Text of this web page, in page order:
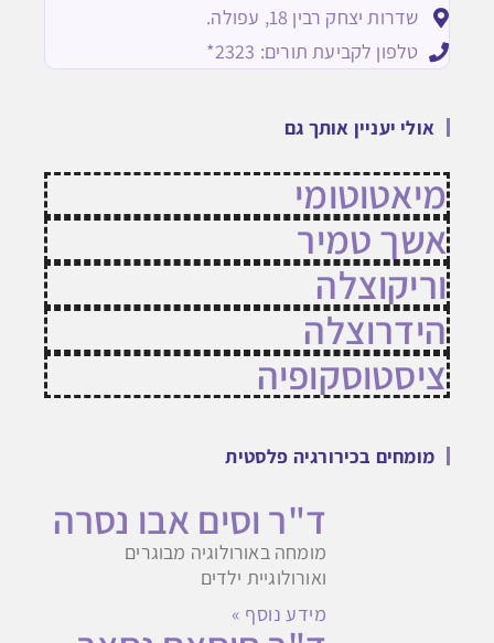
שדרות יצחק רבין 18, עפולה.
טלפון לקביעת תורים: 2323*
אולי יעניין אותך גם
מיאטוטומי
אשך טמיר
וריקוצלה
הידרוצלה
ציסטוסקופיה
מומחים בכירורגיה פלסטית
ד"ר וסים אבו נסרה
מומחה באורולוגיה מבוגרים
ואורולוגיית ילדים
מידע נוסף »